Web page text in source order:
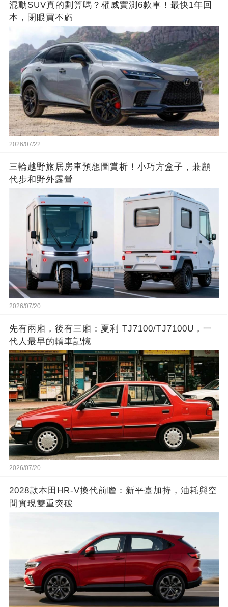
混動SUV真的劃算嗎？權威實測6款車！最快1年回
本，閉眼買不虧
2026/07/22
三輪越野旅居房車預想圖賞析！小巧方盒子，兼顧
代步和野外露營
2026/07/20
先有兩廂，後有三廂：夏利 TJ7100/TJ7100U，一
代人最早的轎車記憶
2026/07/20
2028款本田HR-V換代前瞻：新平臺加持，油耗與空
間實現雙重突破